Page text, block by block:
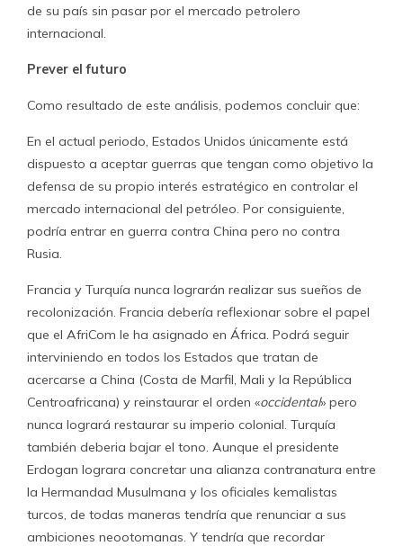
de su país sin pasar por el mercado petrolero
internacional.
Prever el futuro
Como resultado de este análisis, podemos concluir que:
En el actual periodo, Estados Unidos únicamente está
dispuesto a aceptar guerras que tengan como objetivo la
defensa de su propio interés estratégico en controlar el
mercado internacional del petróleo. Por consiguiente,
podría entrar en guerra contra China pero no contra
Rusia.
Francia y Turquía nunca lograrán realizar sus sueños de
recolonización. Francia debería reflexionar sobre el papel
que el AfriCom le ha asignado en África. Podrá seguir
interviniendo en todos los Estados que tratan de
acercarse a China (Costa de Marfil, Mali y la República
Centroafricana) y reinstaurar el orden «occidental» pero
nunca logrará restaurar su imperio colonial. Turquía
también deberia bajar el tono. Aunque el presidente
Erdogan lograra concretar una alianza contranatura entre
la Hermandad Musulmana y los oficiales kemalistas
turcos, de todas maneras tendría que renunciar a sus
ambiciones neootomanas. Y tendría que recordar